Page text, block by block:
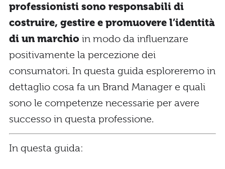
professionisti sono responsabili di
costruire, gestire e promuovere l’identità
di un marchio in modo da influenzare
positivamente la percezione dei
consumatori. In questa guida esploreremo in
dettaglio cosa fa un Brand Manager e quali
sono le competenze necessarie per avere
successo in questa professione.
In questa guida: